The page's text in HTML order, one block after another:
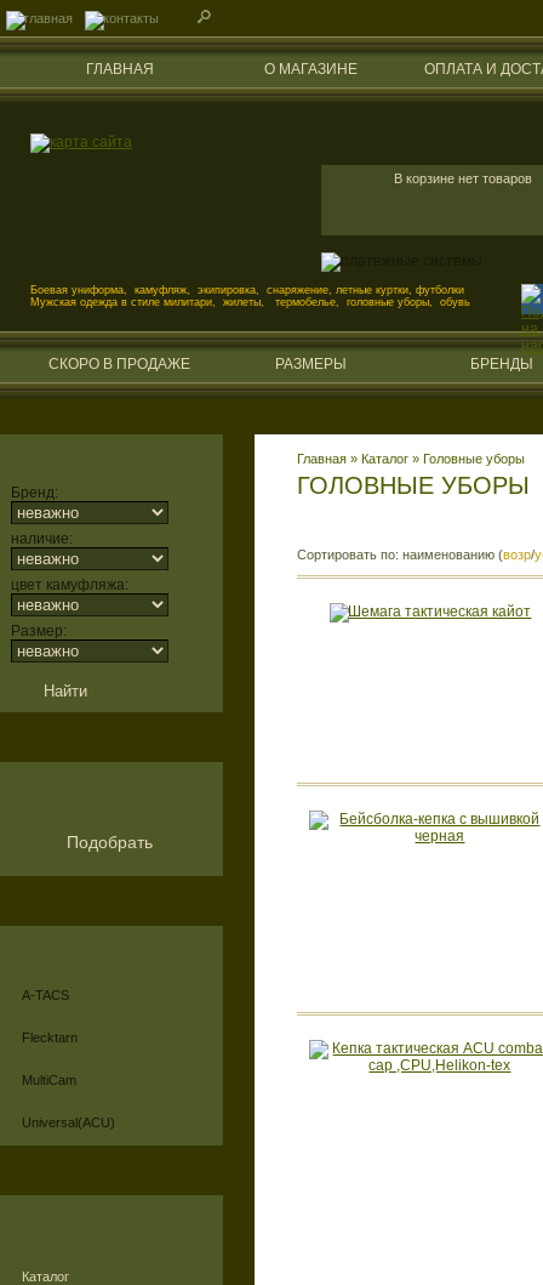
ГЛАВНАЯ О МАГАЗИНЕ ОПЛАТА И
В корзине нет товаров
Боевая униформа, камуфляж, экипировка, снаряжение, летные куртки, футболки
Мужская одежда в стиле милитари, жилеты, термобелье, головные уборы, обувь
СКОРО В ПРОДАЖЕ РАЗМЕРЫ БРЕНДЫ
Бренд:
наличие:
цвет камуфляжа:
Размер:
Подобрать
A-TACS
Flecktarn
MultiCam
Universal(ACU)
Каталог
ГОЛОВНЫЕ УБОРЫ
Главная » Каталог » Головные уборы
Сортировать по: наименованию (возр/